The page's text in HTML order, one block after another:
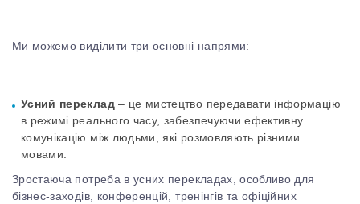
Ми можемо виділити три основні напрями:
Усний переклад– це мистецтво передавати інформацію
в режимі реального часу, забезпечуючи ефективну
комунікацію між людьми, які розмовляють різними
мовами.
Зростаюча потреба в усних перекладах, особливо для
бізнес-заходів, конференцій, тренінгів та офіційних